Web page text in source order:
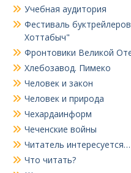
Учебная аудитория
Фестиваль
Хоттабыч"
Фронтовики Великой
Хлебозавод. Пимеко
Человек и закон
Человек и природа
Чехардаинформ
Чеченские войны
Читатель интересуется…
Что читать?